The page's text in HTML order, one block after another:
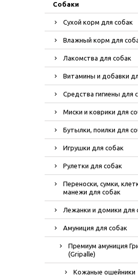
Собаки
Сухой корм для собак
Влажный корм для
Лакомства для собак
Витамины и добавки
Средства гигиены для
Миски и коврики для
Бутылки, поилки для
Игрушки для собак
Рулетки для собак
Переноски, сумки,
манежи для собак
Лежанки и домики для
Амуниция для собак
Премиум амуниция
(Gripalle)
Кожаные ошейники